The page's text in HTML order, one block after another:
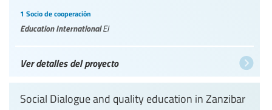
1 Socio de cooperación
Education InternationalEI
Ver detalles del proyecto
Social Dialogue and quality education in Zanzibar